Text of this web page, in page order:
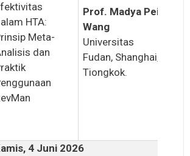
HTA:
Meta-
dan
Prof. Madya Pei
Wang
Universitas
Fudan, Shanghai,
Tiongkok.
4 Juni 2026